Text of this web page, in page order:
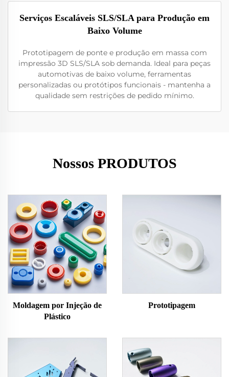
Serviços Escaláveis SLS/SLA para Produção em
Baixo Volume
Prototipagem de ponte e produção em massa com
impressão 3D SLS/SLA sob demanda. Ideal para peças
automotivas de baixo volume, ferramentas
personalizadas ou protótipos funcionais - mantenha a
qualidade sem restrições de pedido mínimo.
Nossos PRODUTOS
Moldagem por Injeção de
Plástico
Prototipagem